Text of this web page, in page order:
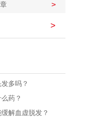
>
>
多吗？
药？
解血虚脱发？